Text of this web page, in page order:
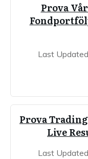
Prova
Last
Prova
Live
Last